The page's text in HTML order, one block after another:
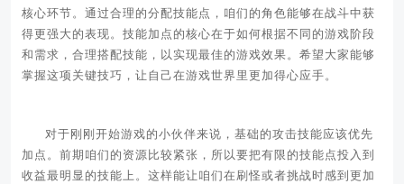
核心环节。通过合理的分配技能点，咱们的角色能够在战斗中获
得更强大的表现。技能加点的核心在于如何根据不同的游戏阶段
和需求，合理搭配技能，以实现最佳的游戏效果。希望大家能够
掌握这项关键技巧，让自己在游戏世界里更加得心应手。
对于刚刚开始游戏的小伙伴来说，基础的攻击技能应该优先
加点。前期咱们的资源比较紧张，所以要把有限的技能点投入到
收益最明显的技能上。这样能让咱们在刷怪或者挑战时感到更加